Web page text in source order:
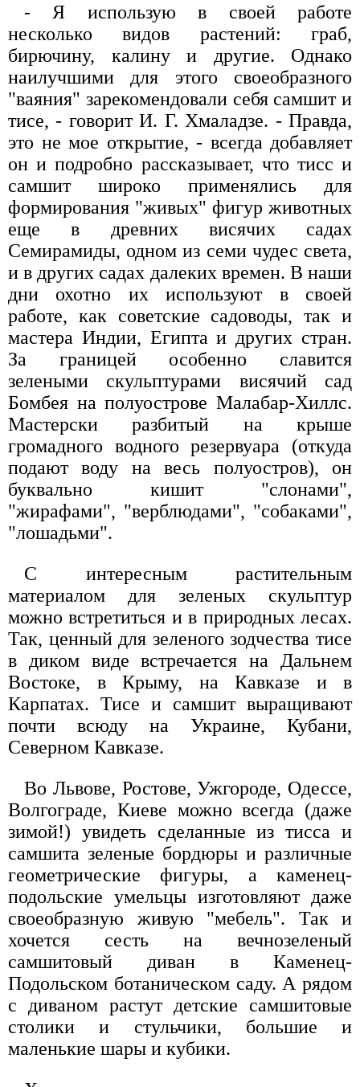
- Я использую в своей работе
несколько видов растений: граб,
бирючину, калину и другие. Однако
наилучшими для этого своеобразного
"ваяния" зарекомендовали себя самшит и
тисе, - говорит И. Г. Хмаладзе. - Правда,
это не мое открытие, - всегда добавляет
он и подробно рассказывает, что тисс и
самшит широко применялись для
формирования "живых" фигур животных
еще в древних висячих садах
Семирамиды, одном из семи чудес света,
и в других садах далеких времен. В наши
дни охотно их используют в своей
работе, как советские садоводы, так и
мастера Индии, Египта и других стран.
За границей особенно славится
зелеными скульптурами висячий сад
Бомбея на полуострове Малабар-Хиллс.
Мастерски разбитый на крыше
громадного водного резервуара (откуда
подают воду на весь полуостров), он
буквально кишит "слонами",
"жирафами", "верблюдами", "собаками",
"лошадьми".
С интересным растительным
материалом для зеленых скульптур
можно встретиться и в природных лесах.
Так, ценный для зеленого зодчества тисе
в диком виде встречается на Дальнем
Востоке, в Крыму, на Кавказе и в
Карпатах. Тисе и самшит выращивают
почти всюду на Украине, Кубани,
Северном Кавказе.
Во Львове, Ростове, Ужгороде, Одессе,
Волгограде, Киеве можно всегда (даже
зимой!) увидеть сделанные из тисса и
самшита зеленые бордюры и различные
геометрические фигуры, а каменец-
подольские умельцы изготовляют даже
своеобразную живую "мебель". Так и
хочется сесть на вечнозеленый
самшитовый диван в Каменец-
Подольском ботаническом саду. А рядом
с диваном растут детские самшитовые
столики и стульчики, большие и
маленькие шары и кубики.